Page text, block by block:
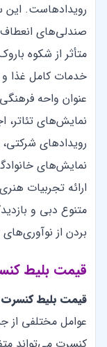
صندلی‌های
متأثر از شکوه
خدمات کامل غذا و
عنوان واحه
نمایش‌های تئاتر،
رویدادهای
نمایش‌های
ارائه تجربیات
متنوع دبی و
بردن از
قیمت بلیط
قیمت بلیط
عوامل مختلفی از